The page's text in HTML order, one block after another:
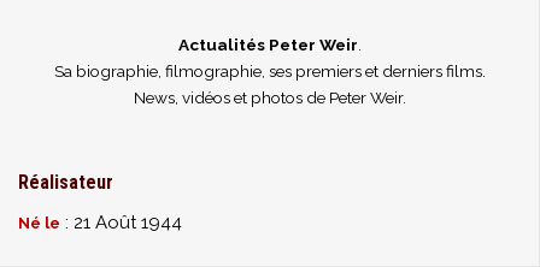
Actualités Peter Weir
Sa biographie, filmographie, ses premiers et derniers films.
News, vidéos et photos de Peter Weir.
Réalisateur
Né le : 21 Août 1944